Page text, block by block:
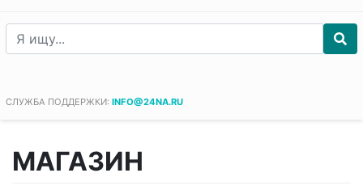
СЛУЖБА ПОДДЕРЖКИ: INFO@24NA.RU
МАГАЗИН